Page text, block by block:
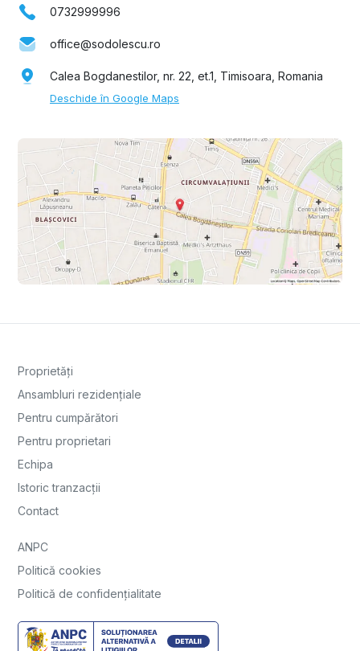
0732999996
office@sodolescu.ro
Calea Bogdanestilor, nr. 22, et.1, Timisoara, Romania
Deschide în Google Maps
Proprietăți
Ansambluri rezidențiale
Pentru cumpărători
Pentru proprietari
Echipa
Istoric tranzacții
Contact
ANPC
Politică cookies
Politică de confidențialitate